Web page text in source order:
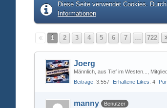
Diese Seite verwendet Cookies.
Informationen
1 2 3 4 5 6 7 … 722
Joerg
Männlich aus Tief im Westen...
Beiträge 3.557 Erhaltene Likes 4
manny
Benutzer